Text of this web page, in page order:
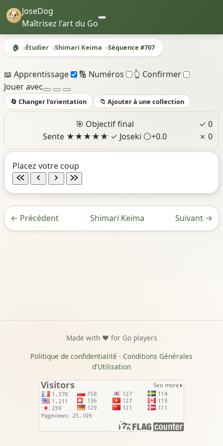
JoseDog
Maîtrisez l'art du Go
🏠 Étudier Shimari Keima Séquence #707
Séquence #707 - Shimari Keima
Placez votre coup
📖 Apprentissage 🔢 Numéros
👆 Confirmer
Jouer avec
🔄 Changer l'orientation 📁 Ajouter à une collection
🎯 Objectif final
Sente ★★★★★ ✓ Joseki ⚪+0.0
✓ 0
✗ 0
← Précédent Shimari Keima Suivant →
Made with ❤️ for Go players
Politique de confidentialité · Conditions Générales
d'Utilisation